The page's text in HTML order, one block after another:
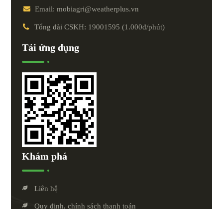
Email: mobiagri@weatherplus.vn
Tổng đài CSKH: 19001595 (1.000đ/phút)
Tải ứng dụng
Khám phá
Liên hệ
Quy định, chính sách thanh toán